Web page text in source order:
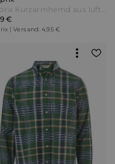
bonprix Kurzarmhemd aus luftigem Leinen-Mix Loose Fit Blau
€
| Versand: 4,95 €